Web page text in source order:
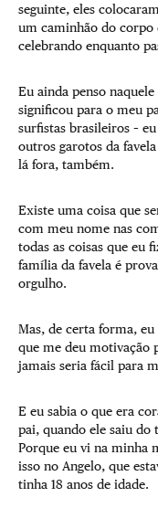
seguinte, eles
um caminhão do corpo
celebrando enquanto
Eu ainda penso
significou para o meu
surfistas brasileiros –
outros garotos da
lá fora, também.
Existe uma coisa que
com meu nome nas
todas as coisas que eu
família da favela é
orgulho.
Mas, de certa forma,
que me deu motivação
jamais seria fácil para
E eu sabia o que era
pai, quando ele saiu do
Porque eu vi na minha
isso no Angelo, que
tinha 18 anos de idade.